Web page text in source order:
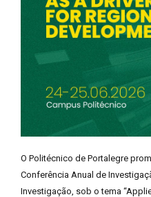
O Politécnico de Portalegre
Conferência Anual de
Investigação, sob o tema